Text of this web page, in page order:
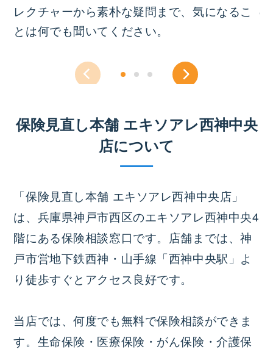
レクチャーから素朴な疑問まで、気になるこ
とは何でも聞いてください。
保険見直し本舗 エキソアレ西神中央
店について
「保険見直し本舗 エキソアレ西神中央店」
は、兵庫県神戸市西区のエキソアレ西神中央4
階にある保険相談窓口です。店舗までは、神
戸市営地下鉄西神・山手線「西神中央駅」よ
り徒歩すぐとアクセス良好です。
当店では、何度でも無料で保険相談ができま
す。生命保険・医療保険・がん保険・介護保